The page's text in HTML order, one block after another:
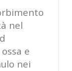
nel
e
nei